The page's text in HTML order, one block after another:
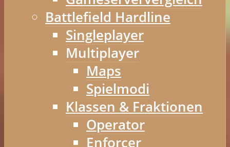
Battlefield Hardline
Singleplayer
Multiplayer
Maps
Spielmodi
Klassen & Fraktionen
Operator
Enforcer